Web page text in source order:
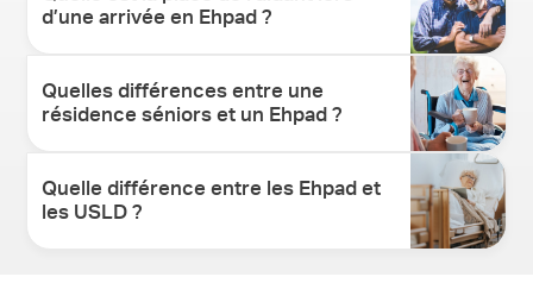
d’une arrivée en Ehpad ?
Quelles différences entre une
résidence séniors et un Ehpad ?
Quelle différence entre les Ehpad et
les USLD ?